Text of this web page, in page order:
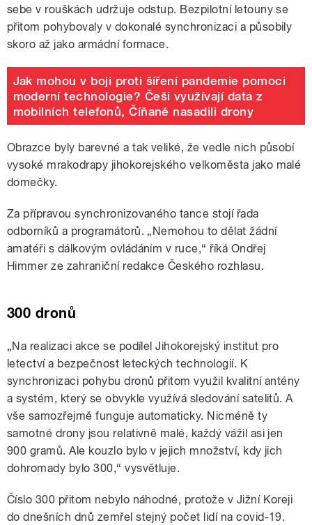
sebe v rouškách udržuje odstup. Bezpilotní letouny se
přitom pohybovaly v dokonalé synchronizaci a působily
skoro až jako armádní formace.
Jak mohou v boji proti šíření pandemie pomoci
moderní technologie? Češi využívají data z
mobilních telefonů, Číňané nasadili drony
Obrazce byly barevné a tak veliké, že vedle nich působí
vysoké mrakodrapy jihokorejského velkoměsta jako malé
domečky.
Za přípravou synchronizovaného tance stojí řada
odborníků a programátorů. „Nemohou to dělat žádní
amatéři s dálkovým ovládáním v ruce,“ říká Ondřej
Himmer ze zahraniční redakce Českého rozhlasu.
300 dronů
„Na realizaci akce se podílel Jihokorejský institut pro
letectví a bezpečnost leteckých technologií. K
synchronizaci pohybu dronů přitom využil kvalitní antény
a systém, který se obvykle využívá sledování satelitů. A
vše samozřejmě funguje automaticky. Nicméně ty
samotné drony jsou relativně malé, každý vážil asi jen
900 gramů. Ale kouzlo bylo v jejich množství, kdy jich
dohromady bylo 300,“ vysvětluje.
Číslo 300 přitom nebylo náhodné, protože v Jižní Koreji
do dnešních dnů zemřel stejný počet lidí na covid-19.